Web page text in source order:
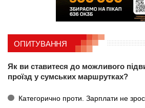
ОПИТУВАННЯ
Як ви ставитеся до можливого
проїзд у сумських маршрутках?
Категорично проти. Зарплати не